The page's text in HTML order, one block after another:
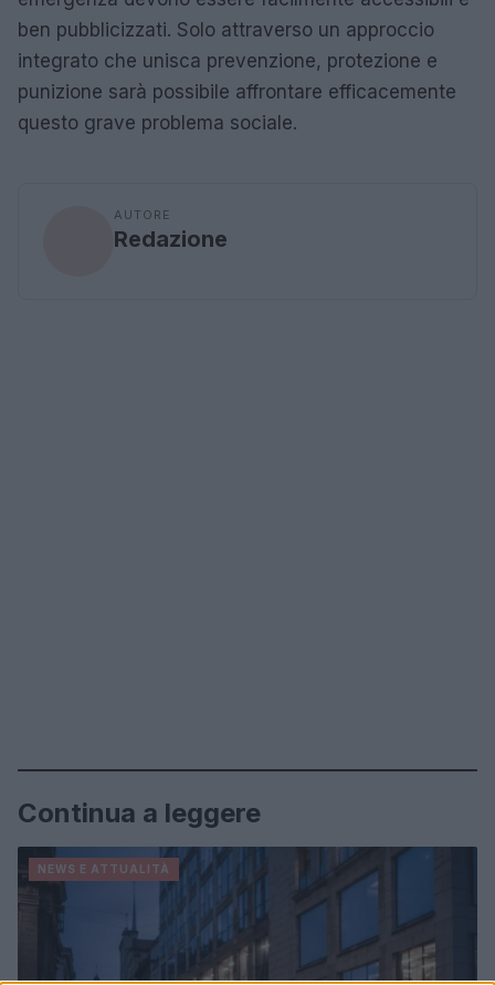
ben pubblicizzati. Solo attraverso un approccio
integrato che unisca prevenzione, protezione e
punizione sarà possibile affrontare efficacemente
questo grave problema sociale.
AUTORE
Redazione
Continua a leggere
NEWS E ATTUALITÀ